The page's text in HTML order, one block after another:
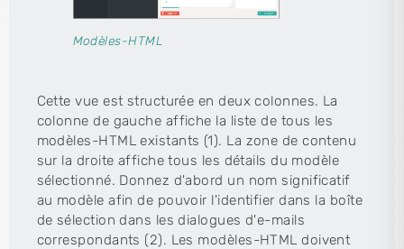
Modèles-HTML
Cette vue est structurée en deux colonnes. La
colonne de gauche affiche la liste de tous les
modèles-HTML existants (1). La zone de contenu
sur la droite affiche tous les détails du modèle
sélectionné. Donnez d'abord un nom significatif
au modèle afin de pouvoir l'identifier dans la boîte
de sélection dans les dialogues d'e-mails
correspondants (2). Les modèles-HTML doivent